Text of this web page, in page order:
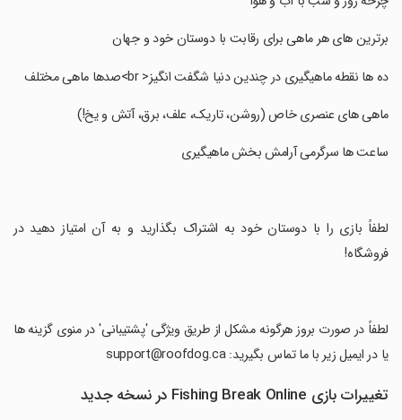
‏برترین های هر ماهی برای رقابت با دوستان خود و جهان
‏ده ها نقطه ماهیگیری در چندین دنیا شگفت انگیز< br>صدها ماهی مختلف
‏ماهی های عنصری خاص (روشن، تاریک، علف، برق، آتش و یخ!)
‏ساعت ها سرگرمی آرامش بخش ماهیگیری
‏لطفاً بازی را با دوستان خود به اشتراک بگذارید و به آن امتیاز دهید در
فروشگاه!
‏لطفاً در صورت بروز هرگونه مشکل از طریق ویژگی 'پشتیبانی' در منوی گزینه ها
یا در ایمیل زیر با ما تماس بگیرید: support@roofdog.ca
تغییرات بازی Fishing Break Online در نسخه جدید